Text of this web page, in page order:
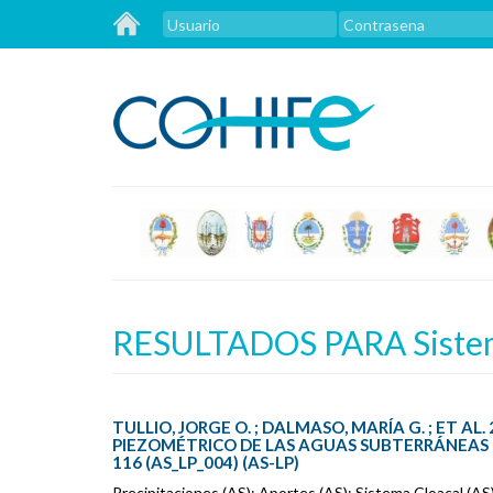
RESULTADOS PARA
TULLIO, JORGE O. ; DALMASO, MARÍA G. ; ET
PIEZOMÉTRICO DE LAS AGUAS
116 (AS_LP_004) (AS-LP)